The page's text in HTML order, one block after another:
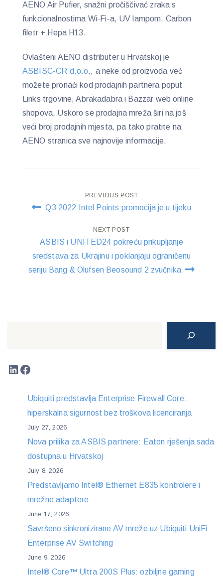
AENO Air Pufier, snažni pročiščivać zraka s
funkcionalnostima Wi-Fi-a, UV lampom, Carbon
filetr + Hepa H13.
Ovlašteni AENO distributer u Hrvatskoj je
ASBISC-CR d.o.o., a neke od proizvoda već
možete pronaći kod prodajnih partnera poput
Links trgovine, Abrakadabra i Bazzar web online
shopova. Uskoro se prodajna mreža širi na još
veći broj prodajnih mjesta, pa tako pratite na
AENO stranica sve najnovije informacije.
Post
navigation
PREVIOUS POST
Q3 2022 Intel Points promocija je u tijeku
NEXT POST
ASBIS i UNITED24 pokreću prikupljanje
sredstava za Ukrajinu i poklanjaju ograničenu
seriju Bang & Olufsen Beosound 2 zvučnika
LinkedIn
Facebook
Ubiquiti predstavlja Enterprise Firewall Core:
hiperskalna sigurnost bez troškova licenciranja
July 27, 2026
Nova prilika za ASBIS partnere: Eaton rješenja sada
dostupna u Hrvatskoj
July 8, 2026
Predstavljamo Intel® Ethernet E835 kontrolere i
mrežne adaptere
June 17, 2026
Savršeno sinkronizirane AV mreže uz Ubiquiti UniFi
Enterprise AV Switching
June 9, 2026
Intel® Core™ Ultra 200S Plus: ozbiljne gaming